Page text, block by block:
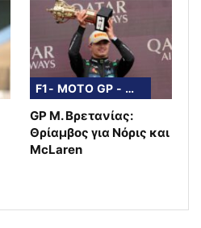
F1- MOTO GP - WRC
GP Μ. Βρετανίας:
Θρίαμβος για Νόρις και
McLaren